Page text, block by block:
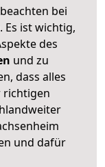
bei
Es ist wichtig,
des
und zu
dass alles
richtigen
und dafür